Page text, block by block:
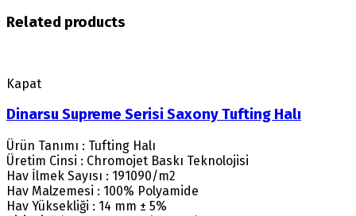
Related products
Kapat
Dinarsu Supreme Serisi Saxony Tufting Halı
Ürün Tanımı : Tufting Halı
Üretim Cinsi : Chromojet Baskı Teknolojisi
Hav İlmek Sayısı : 191090/m2
Hav Malzemesi : 100% Polyamide
Hav Yüksekliği : 14 mm ± 5%